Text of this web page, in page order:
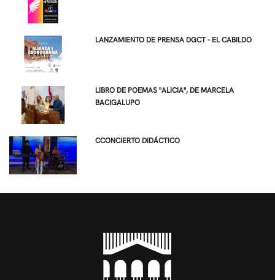
LANZAMIENTO DE PRENSA DGCT - EL CABILDO
LIBRO DE POEMAS "ALICIA", DE MARCELA
BACIGALUPO
CCONCIERTO DIDÁCTICO